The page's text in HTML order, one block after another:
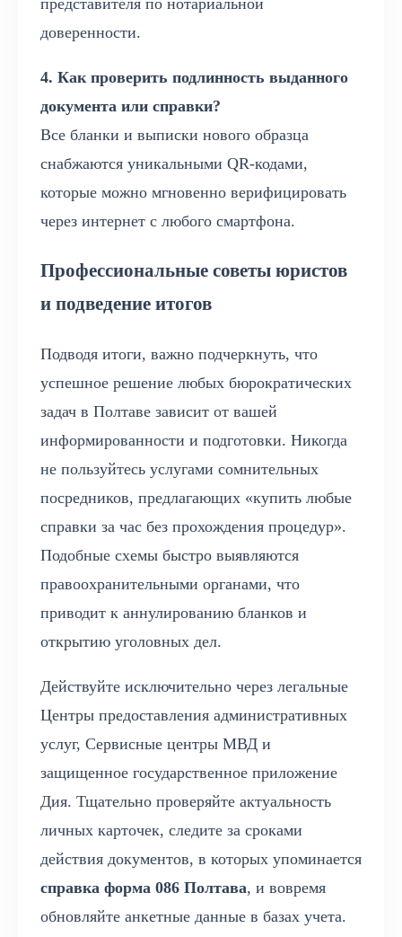
представителя по нотариальной
доверенности.
4. Как проверить подлинность выданного
документа или справки?
Все бланки и выписки нового образца
снабжаются уникальными QR-кодами,
которые можно мгновенно верифицировать
через интернет с любого смартфона.
Профессиональные советы юристов
и подведение итогов
Подводя итоги, важно подчеркнуть, что
успешное решение любых бюрократических
задач в Полтаве зависит от вашей
информированности и подготовки. Никогда
не пользуйтесь услугами сомнительных
посредников, предлагающих «купить любые
справки за час без прохождения процедур».
Подобные схемы быстро выявляются
правоохранительными органами, что
приводит к аннулированию бланков и
открытию уголовных дел.
Действуйте исключительно через легальные
Центры предоставления административных
услуг, Сервисные центры МВД и
защищенное государственное приложение
Дия. Тщательно проверяйте актуальность
личных карточек, следите за сроками
действия документов, в которых упоминается
справка форма 086 Полтава, и вовремя
обновляйте анкетные данные в базах учета.